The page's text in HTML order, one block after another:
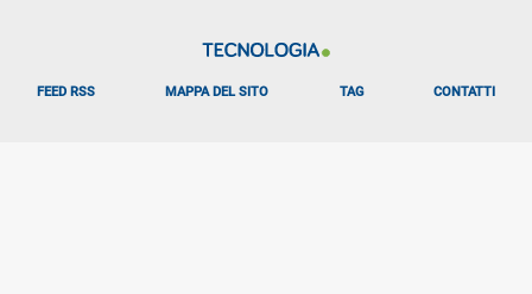
FEED RSS MAPPA DEL SITO TAG CONTATTI